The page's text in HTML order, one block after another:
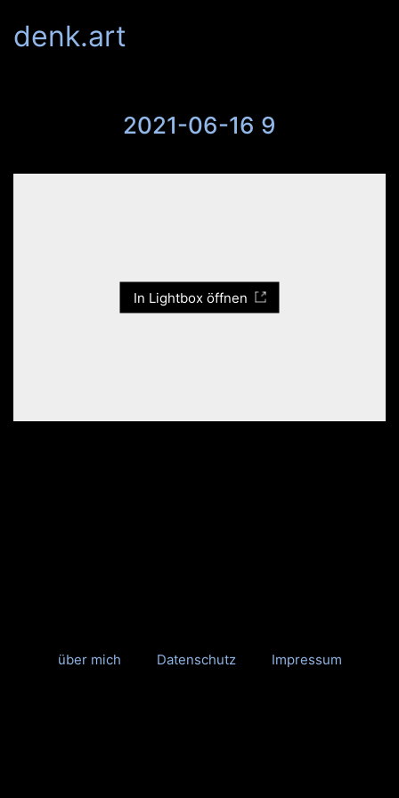
denk.art
2021-06-16 9
In Lightbox öffnen
über mich Datenschutz Impressum